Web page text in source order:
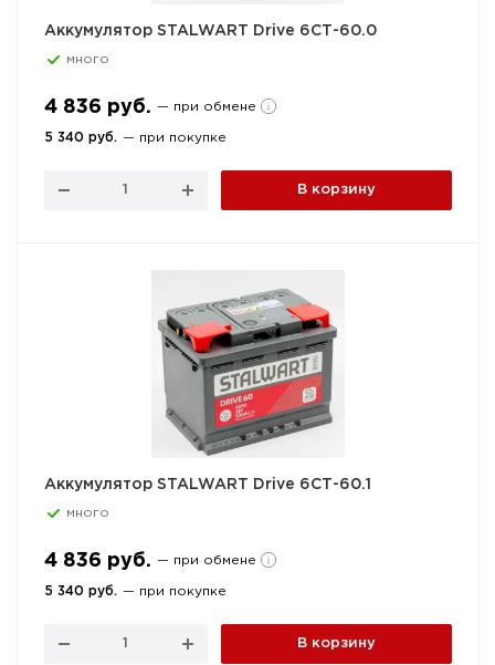
Аккумулятор STALWART Drive 6СТ-60.0
много
4 836 руб. — при обмене
5 340 руб. — при покупке
В корзину
Аккумулятор STALWART Drive 6СТ-60.1
много
4 836 руб. — при обмене
5 340 руб. — при покупке
В корзину